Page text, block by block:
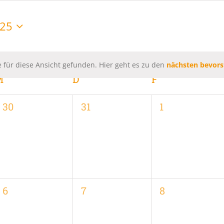
Hinweis
für diese Ansicht gefunden. Hier geht es zu den nächsten
D F
0
30
0
31
0
1
0
6
0
7
0
8